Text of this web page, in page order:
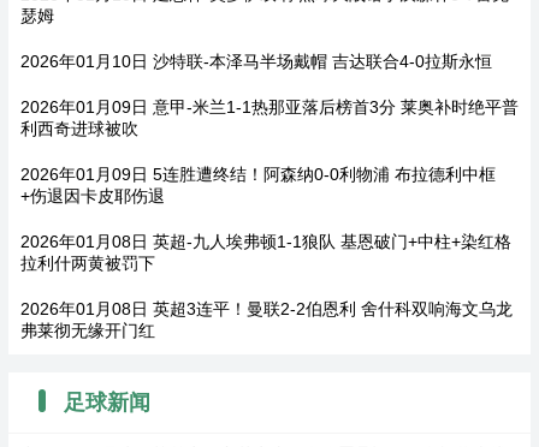
瑟姆
2026年01月10日 沙特联-本泽马半场戴帽 吉达联合4-0拉斯永恒
2026年01月09日 意甲-米兰1-1热那亚落后榜首3分 莱奥补时绝平普
利西奇进球被吹
2026年01月09日 5连胜遭终结！阿森纳0-0利物浦 布拉德利中框
+伤退因卡皮耶伤退
2026年01月08日 英超-九人埃弗顿1-1狼队 基恩破门+中柱+染红格
拉利什两黄被罚下
2026年01月08日 英超3连平！曼联2-2伯恩利 舍什科双响海文乌龙
弗莱彻无缘开门红
足球新闻